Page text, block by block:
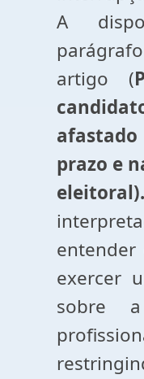
A
artigo (
prazo e
eleitoral).
exercer
sobre